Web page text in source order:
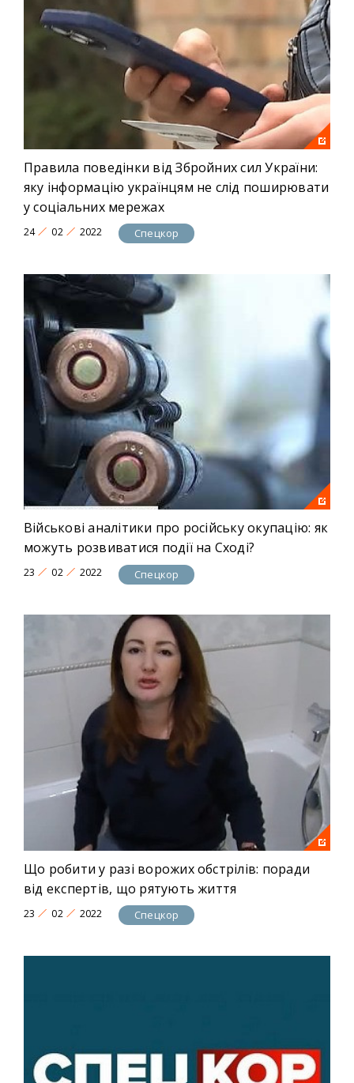
Правила поведінки від Збройних сил України:
яку інформацію українцям не слід поширювати
у соціальних мережах
24 02 2022 Спецкор
Військові аналітики про російську окупацію: як
можуть розвиватися події на Сході?
23 02 2022 Спецкор
Що робити у разі ворожих обстрілів: поради
від експертів, що рятують життя
23 02 2022 Спецкор